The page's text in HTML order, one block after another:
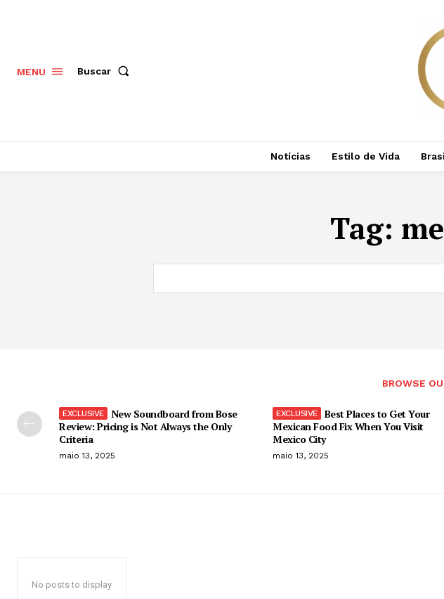
MENU Buscar
Notícias Estilo de Vida
Tag:
BROWSE
New Soundboard from Bose
Review: Pricing is Not Always the Only
Criteria
maio 13, 2025
Best Places to Get Your
Mexican Food Fix When You Visit
Mexico City
maio 13, 2025
No posts to display